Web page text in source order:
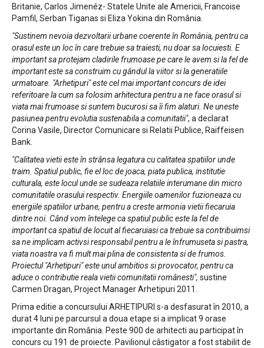
Britanie, Carlos Jimenéz- Statele Unite ale Americii, Francoise
Pamfil, Serban Tiganas si Eliza Yokina din România.
"Sustinem nevoia dezvoltarii urbane coerente în România, pentru ca
orasul este un loc în care trebuie sa traiesti, nu doar sa locuiesti. E
important sa protejam cladirile frumoase pe care le avem si la fel de
important este sa construim cu gândul la viitor si la generatiile
urmatoare. "Arhetipuri" este cel mai important concurs de idei
referitoare la cum sa folosim arhitectura pentru a ne face orasul si
viata mai frumoase si suntem bucurosi sa îi fim alaturi. Ne uneste
pasiunea pentru evolutia sustenabila a comunitatii", a declarat
Corina Vasile, Director Comunicare si Relatii Publice, Raiffeisen
Bank.
"Calitatea vietii este în strânsa legatura cu calitatea spatiilor unde
traim. Spatiul public, fie el loc de joaca, piata publica, institutie
culturala, este locul unde se sudeaza relatiile interumane din micro
comunitatile orasului respectiv. Energiile oamenilor fuzioneaza cu
energiile spatiilor urbane, pentru a creste armonia vietii fiecaruia
dintre noi. Când vom întelege ca spatiul public este la fel de
important ca spatiul de locuit al fiecaruiasi ca trebuie sa contribuimsi
sa ne implicam activsi responsabil pentru a le înfrumuseta si pastra,
viata noastra va fi mult mai plina de consistenta si de frumos.
Proiectul "Arhetipuri" este unul ambitios si provocator, pentru ca
aduce o contributie reala vietii comunitatii românesti", sustine
Carmen Dragan, Project Manager Arhetipuri 2011.
Prima editie a concursului ARHETIPURI s-a desfasurat în 2010, a
durat 4 luni pe parcursul a doua etape si a implicat 9 orase
importante din România. Peste 900 de arhitecti au participat în
concurs cu 191 de proiecte. Pavilionul câstigator a fost stabilit de